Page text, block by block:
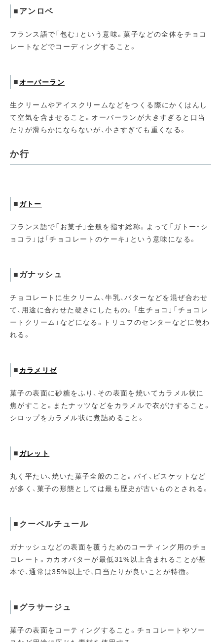
■アンロベ
フランス語で「包む」という意味。菓子などの全体をチョコ
レートなどでコーディングすること。
■オーバーラン
生クリームやアイスクリームなどをつくる際にかくはんし
て空気を含ませること。オーバーランが大きすぎると口当
たりが滑らかにならないが、小さすぎても重くなる。
か行
■ ガトー
フランス語で「お菓子」全般を指す総称。よって「ガトー・シ
ョコラ」は「チョコレートのケーキ」という意味になる。
■ガナッシュ
チョコレートに生クリーム、牛乳、バターなどを混ぜ合わせ
て、用途に合わせた硬さにしたもの。「生チョコ」「チョコレ
ートクリーム」などになる。トリュフのセンターなどに使わ
れる。
■ カラメリゼ
菓子の表面に砂糖をふり、その表面を焼いてカラメル状に
焦がすこと。またナッツなどをカラメルで衣がけすること。
シロップをカラメル状に煮詰めること。
■ ガレット
丸く平たい、焼いた菓子全般のこと。パイ、ビスケットなど
が多く、菓子の形態としては最も歴史が古いものとされる。
■クーベルチュール
ガナッシュなどの表面を覆うためのコーティング用のチョ
コレート。カカオバターが最低31%以上含まれることが基
本で、通常は35%以上で、口当たりが良いことが特徴。
■グラサージュ
菓子の表面をコーティングすること。チョコレートやソー